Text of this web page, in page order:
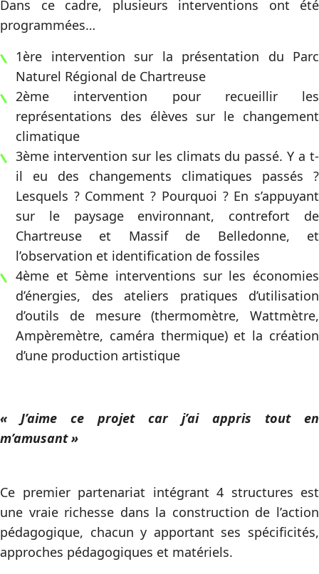
Dans ce cadre, plusieurs interventions ont été
programmées…
1ère intervention sur la présentation du Parc
Naturel Régional de Chartreuse
2ème intervention pour recueillir les
représentations des élèves sur le changement
climatique
3ème intervention sur les climats du passé. Y a t-
il eu des changements climatiques passés ?
Lesquels ? Comment ? Pourquoi ? En s’appuyant
sur le paysage environnant, contrefort de
Chartreuse et Massif de Belledonne, et
l’observation et identification de fossiles
4ème et 5ème interventions sur les économies
d’énergies, des ateliers pratiques d’utilisation
d’outils de mesure (thermomètre, Wattmètre,
Ampèremètre, caméra thermique) et la création
d’une production artistique
« J’aime ce projet car j’ai appris tout en
m’amusant »
Ce premier partenariat intégrant 4 structures est
une vraie richesse dans la construction de l’action
pédagogique, chacun y apportant ses spécificités,
approches pédagogiques et matériels.